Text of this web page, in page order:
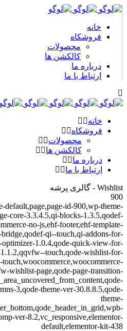
خانه
فروشکاه
محصولات
کالکشن ها
درباره ما
ارتباط با ما
خانه
فروشکاه
محصولات
کالکشن ها
درباره ما
ارتباط با ما
Wishlist - گالری پرشه
900
default,page,page-id-900,wp-theme-
core-3.3.4.5,qi-blocks-1.3.5,qodef-
no-js,ehf-footer,ehf-template-
qi--touch,qi-addons-for-
optimizer-1.0.4,qode-quick-view-for-
touch,qode-wishlist-for-
wishlist-page,qode-page-transition-
3,qode-theme-ver-30.8.8.5,qode-
theme-
ver-8.2,vc_responsive,elementor-
default,elementor-kit-438